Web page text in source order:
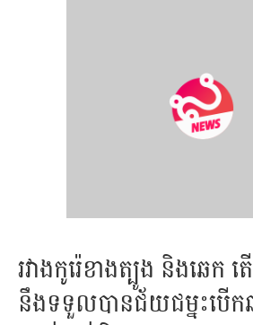
រវាងកូរ៉េខាងត្បូង និងឆេក
នឹងទទួលបានជ័យជម្នះបើក